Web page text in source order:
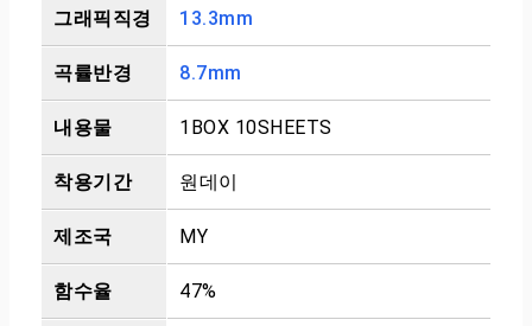
그래픽직경 13.3mm
곡률반경 8.7mm
내용물 1BOX 10SHEETS
착용기간 원데이
제조국 MY
함수율 47%